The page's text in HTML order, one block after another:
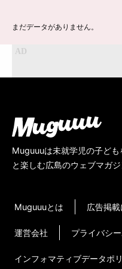
まだデータがありません。
Muguuuは未就学児の子ど
と楽しむ広島のウェブマガジ
Muguuuとは 広告掲
運営会社 プライバシ
インフォマティブデータポ